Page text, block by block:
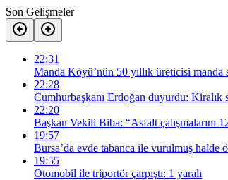
Son Gelişmeler
22:31
Manda Köyü’nün 50 yıllık üreticisi
22:28
Cumhurbaşkanı Erdoğan duyurdu: Kiralık
22:20
Başkan Vekili Biba: “Asfalt çalışmalarını
19:57
Bursa’da evde tabanca ile vurulmuş halde
19:55
Otomobil ile triportör çarpıştı: 1 yaralı